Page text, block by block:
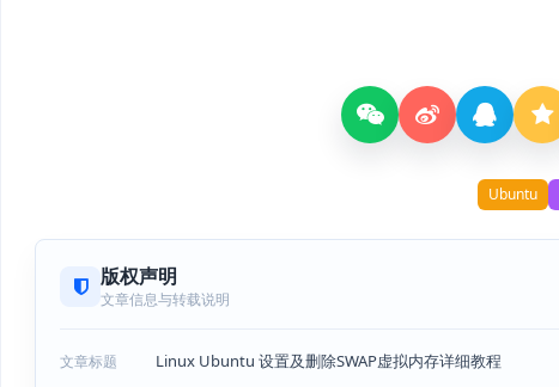
Ubuntu
版权声明
文章信息与转载说明
文章标题 Linux Ubuntu 设置及删除SWAP虚拟内存详细教程